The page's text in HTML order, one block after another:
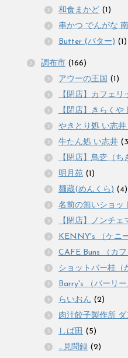
和食まかど (1)
串かつ でんがな
Butter (バター) (1)
調布市 (166)
アウーの王国 (1)
【閉店】カフェリ
【閉店】きらくや
やきとり処 い志井
牛たん処 い志井
【閉店】鳥赱（
明月苑 (1)
麺蔵(めんくら) (4)
名前の無いショッ
【閉店】ノンチェ
KENNY's （ケニー
CAFE Buns （カフ
ショットバー桂（
Barry's （バーリー
らいおん (2)
肉汁餃子製作所
しば田 (5)
_見聞録 (2)